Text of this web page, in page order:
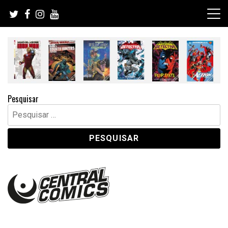
content
Pesquisar
Pesquisar
por: